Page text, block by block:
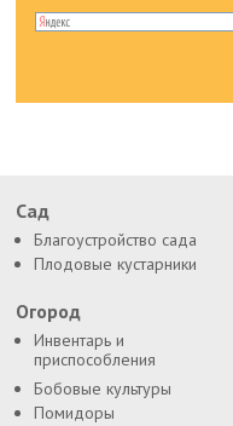
Сад
Благоустройство сада
Плодовые кустарники
Огород
Инвентарь и
приспособления
Бобовые культуры
Помидоры